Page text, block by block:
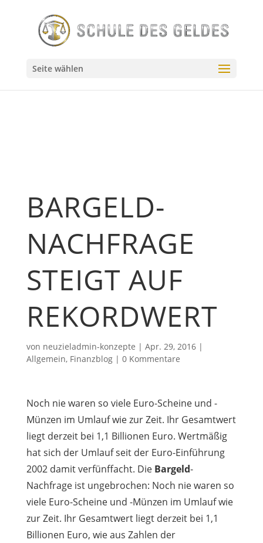
by user10201522, modified by community. See post
'Timeline' for change history // Retrieved 2026-07-23,
Seite wählen
BARGELD-
NACHFRAGE
STEIGT AUF
REKORDWERT
von neuzieladmin-konzepte | Apr. 29, 2016|
Allgemein, Finanzblog| 0 Kommentare
Noch nie waren so viele Euro-Scheine und -
Münzen im Umlauf wie zur Zeit. Ihr Gesamtwert
liegt derzeit bei 1,1 Billionen Euro. Wertmäßig
hat sich der Umlauf seit der Euro-Einführung
2002 damit verfünffacht. Die Bargeld-
Nachfrage ist ungebrochen: Noch nie waren so
viele Euro-Scheine und -Münzen im Umlauf wie
zur Zeit. Ihr Gesamtwert liegt derzeit bei 1,1
Billionen Euro, wie aus Zahlen der